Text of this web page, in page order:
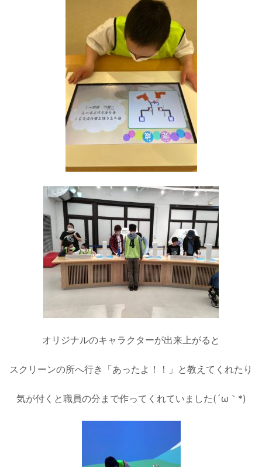
オリジナルのキャラクターが出来上がると
スクリーンの所へ行き「あったよ！！」と教えてくれたり
気が付くと職員の分まで作ってくれていました(´ω｀*)